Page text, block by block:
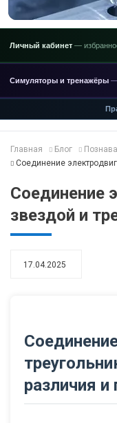
Личный кабинет —
Симуляторы и тренажёры —
Главная Блог
Соединение
Соединение
звездой и
17.04.2025
различия и